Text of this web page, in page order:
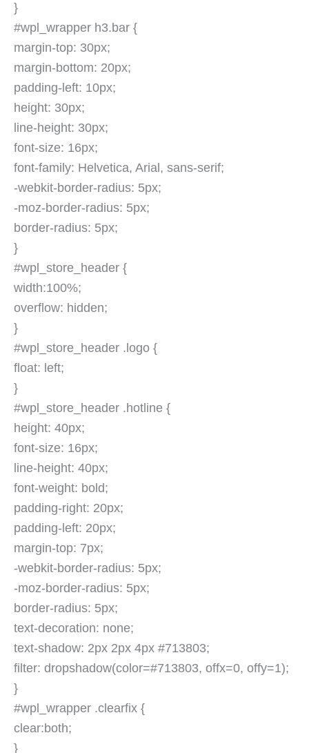
}
#wpl_wrapper h3.bar {
margin-top: 30px;
margin-bottom: 20px;
padding-left: 10px;
height: 30px;
line-height: 30px;
font-size: 16px;
font-family: Helvetica, Arial, sans-serif;
-webkit-border-radius: 5px;
-moz-border-radius: 5px;
border-radius: 5px;
}
#wpl_store_header {
width:100%;
overflow: hidden;
}
#wpl_store_header .logo {
float: left;
}
#wpl_store_header .hotline {
height: 40px;
font-size: 16px;
line-height: 40px;
font-weight: bold;
padding-right: 20px;
padding-left: 20px;
margin-top: 7px;
-webkit-border-radius: 5px;
-moz-border-radius: 5px;
border-radius: 5px;
text-decoration: none;
text-shadow: 2px 2px 4px #713803;
filter: dropshadow(color=#713803, offx=0, offy=1);
}
#wpl_wrapper .clearfix {
clear:both;
}